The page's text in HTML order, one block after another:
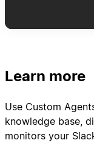
Learn more
Use Custom
knowledge base,
monitors your